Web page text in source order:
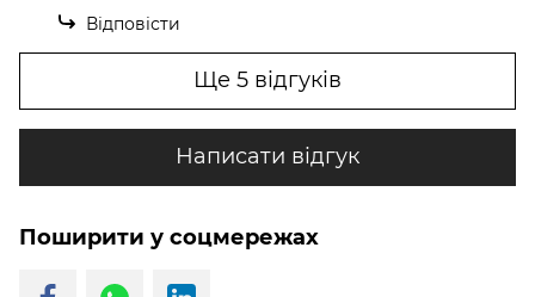
Відповісти
Ще 5 відгуків
Написати відгук
Поширити у соцмережах